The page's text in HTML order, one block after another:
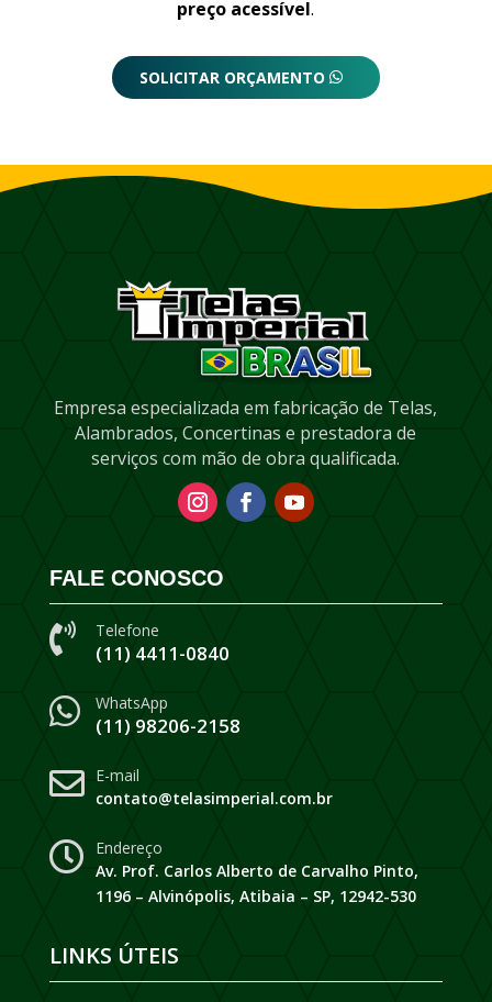
preço acessível.
SOLICITAR ORÇAMENTO
Empresa especializada em fabricação de Telas,
Alambrados, Concertinas e prestadora de
serviços com mão de obra qualificada.
FALE CONOSCO
 Telefone
(11) 4411-0840
 WhatsApp
(11) 98206-2158
 E-mail
contato@telasimperial.com.br

Endereço
Av. Prof. Carlos Alberto de Carvalho Pinto,
1196 – Alvinópolis, Atibaia – SP, 12942-530
LINKS ÚTEIS